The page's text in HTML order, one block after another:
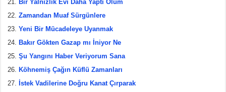
Bir Yalnızlık Evi Daha Yaptı Ölüm
Zamandan Muaf Sürgünlere
Yeni Bir Mücadeleye Uyanmak
Bakır Gökten Gazap mı İniyor Ne
Şu Yangını Haber Veriyorum Sana
Köhnemiş Çağın Küflü Zamanları
İstek Vadilerine Doğru Kanat Çırparak